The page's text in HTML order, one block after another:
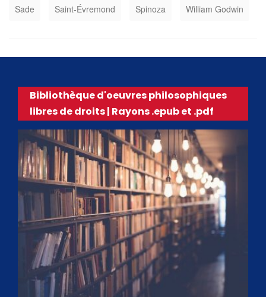
Sade Saint-Évremond Spinoza William Godwin
Bibliothèque d'oeuvres philosophiques
libres de droits | Rayons .epub et .pdf